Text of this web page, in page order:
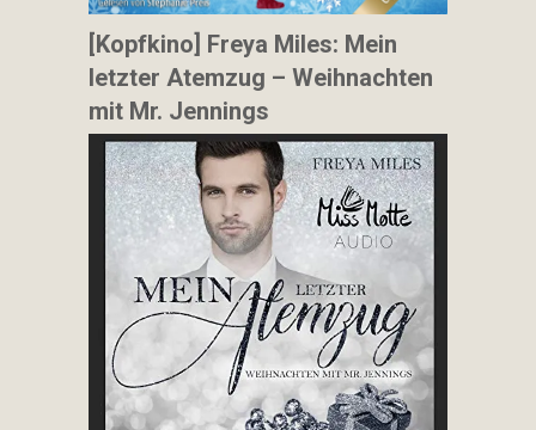
[Kopfkino] Freya Miles: Mein
letzter Atemzug – Weihnachten
mit Mr. Jennings